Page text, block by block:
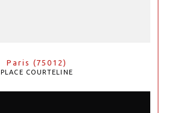
Paris (75012)
PLACE COURTELINE